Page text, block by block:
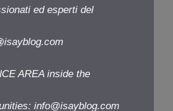
ed esperti del
AREA inside the
info@isayblog.com